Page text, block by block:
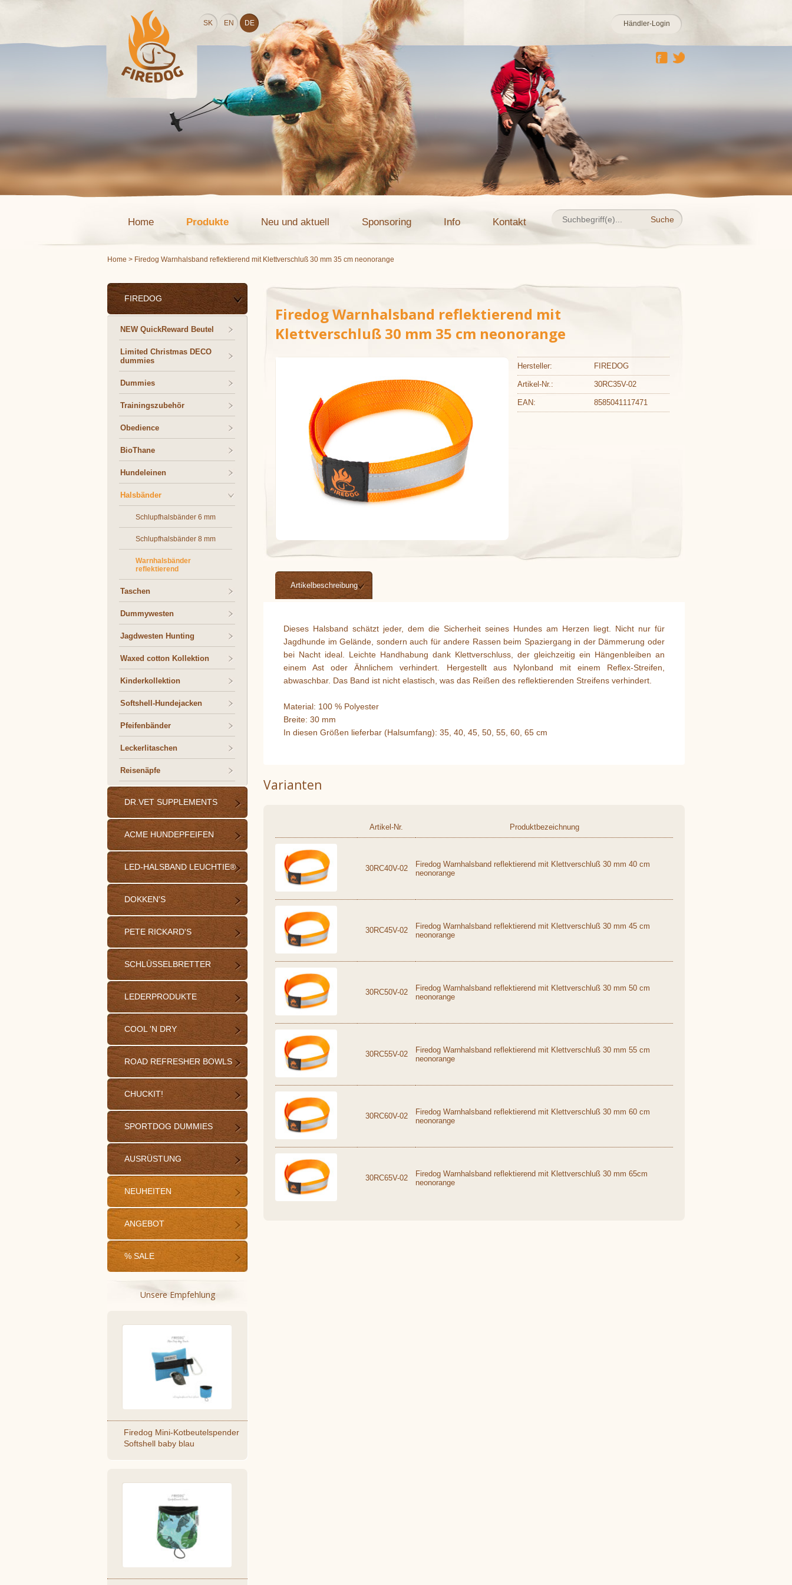
SK EN DE Händler-Login
Home Produkte Neu und aktuell Sponsoring Info Kontakt
Home > Firedog Warnhalsband reflektierend mit Klettverschluß 30 mm 35 cm neonorange
FIREDOG
NEW QuickReward Beutel
Limited Christmas DECO
dummies
Dummies
Trainingszubehör
Obedience
BioThane
Hundeleinen
Halsbänder
Schlupfhalsbänder 6 mm
Schlupfhalsbänder 8 mm
Warnhalsbänder
reflektierend
Taschen
Dummywesten
Jagdwesten Hunting
Waxed cotton Kollektion
Kinderkollektion
Softshell-Hundejacken
Pfeifenbänder
Leckerlitaschen
Reisenäpfe
DR.VET SUPPLEMENTS
ACME HUNDEPFEIFEN
LED-HALSBAND LEUCHTIE®
DOKKEN'S
PETE RICKARD'S
SCHLÜSSELBRETTER
LEDERPRODUKTE
COOL 'N DRY
ROAD REFRESHER BOWLS
CHUCKIT!
SPORTDOG DUMMIES
AUSRÜSTUNG
NEUHEITEN
ANGEBOT
% SALE
Unsere Empfehlung
Firedog Mini-Kotbeutelspender
Softshell baby blau
Firedog Warnhalsband reflektierend mit
Klettverschluß 30 mm 35 cm neonorange
Hersteller: FIREDOG
Artikel-Nr.: 30RC35V-02
EAN: 8585041117471
Artikelbeschreibung
Dieses Halsband schätzt jeder, dem die Sicherheit seines Hundes am Herzen liegt. Nicht nur für
Jagdhunde im Gelände, sondern auch für andere Rassen beim Spaziergang in der Dämmerung oder
bei Nacht ideal. Leichte Handhabung dank Klettverschluss, der gleichzeitig ein Hängenbleiben an
einem Ast oder Ähnlichem verhindert. Hergestellt aus Nylonband mit einem Reflex-Streifen,
abwaschbar. Das Band ist nicht elastisch, was das Reißen des reflektierenden Streifens verhindert.
Material: 100 % Polyester
Breite: 30 mm
In diesen Größen lieferbar (Halsumfang): 35, 40, 45, 50, 55, 60, 65 cm
Varianten
Artikel-Nr. Produktbezeichnung
30RC40V-02
Firedog Warnhalsband reflektierend mit Klettverschluß 30 mm 40 cm
neonorange
30RC45V-02
Firedog Warnhalsband reflektierend mit Klettverschluß 30 mm 45 cm
neonorange
30RC50V-02
Firedog Warnhalsband reflektierend mit Klettverschluß 30 mm 50 cm
neonorange
30RC55V-02
Firedog Warnhalsband reflektierend mit Klettverschluß 30 mm 55 cm
neonorange
30RC60V-02
Firedog Warnhalsband reflektierend mit Klettverschluß 30 mm 60 cm
neonorange
30RC65V-02
Firedog Warnhalsband reflektierend mit Klettverschluß 30 mm 65cm
neonorange